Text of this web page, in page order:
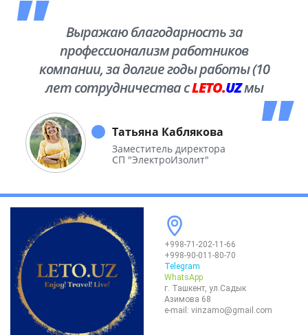
Выражаю благодарность за
профессионализм работников
компании, за долгие годы работы (10
лет сотрудничества сLETO.UZмы
необъятной Родины.
Татьяна Каблякова
Заместитель директора
СП "ЭлектроИзолит"
+998-71-202-11-66
+998-90-011-80-70
Telegram
WhatsApp
г. Ташкент, ул.Садык
Азимова 68
e-mail: vinzamo@gmail.com